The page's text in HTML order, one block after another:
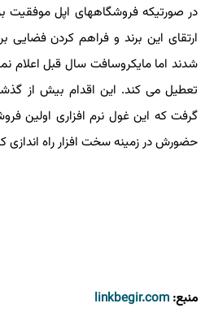
در صورتیکه فروشگاههای اپل موفقیت
ارتقای این برند و فراهم کردن
شدند اما مایکروسافت سال قبل اعلام
تعطیل می کند. این اقدام بیش از
گرفت که این غول نرم افزاری اولین
حضورش در زمینه سخت افزار راه اندازی
منبع: linkbegir.com